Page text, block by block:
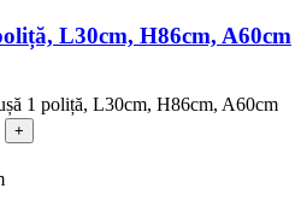
L30cm, H86cm, A60cm
1 poliță, L30cm, H86cm, A60cm